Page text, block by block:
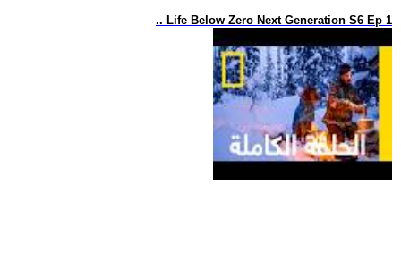
.. Life Below Zero Next Generation S6 Ep 1